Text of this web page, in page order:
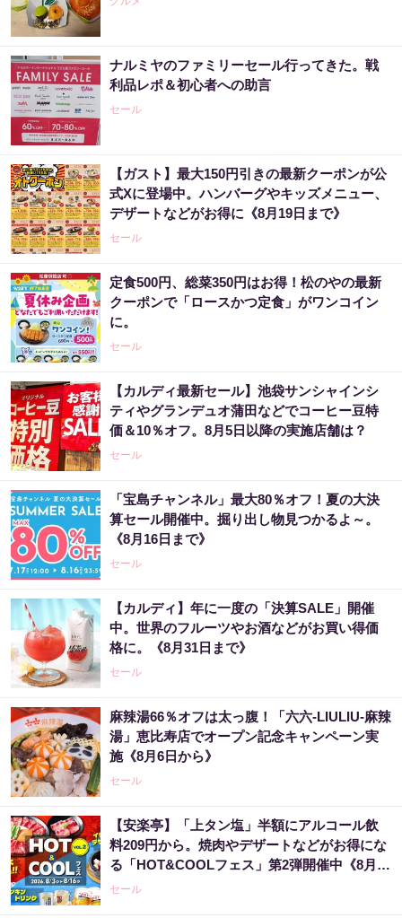
ナルミヤのファミリーセール行ってきた。戦
利品レポ＆初心者への助言
セール
【ガスト】最大150円引きの最新クーポンが公
式Xに登場中。ハンバーグやキッズメニュー、
デザートなどがお得に《8月19日まで》
セール
定食500円、総菜350円はお得！松のやの最新
クーポンで「ロースかつ定食」がワンコイン
に。
セール
【カルディ最新セール】池袋サンシャインシ
ティやグランデュオ蒲田などでコーヒー豆特
価＆10％オフ。8月5日以降の実施店舗は？
セール
「宝島チャンネル」最大80％オフ！夏の大決
算セール開催中。掘り出し物見つかるよ～。
《8月16日まで》
セール
【カルディ】年に一度の「決算SALE」開催
中。世界のフルーツやお酒などがお買い得価
格に。《8月31日まで》
セール
麻辣湯66％オフは太っ腹！「六六-LIULIU-麻辣
湯」恵比寿店でオープン記念キャンペーン実
施《8月6日から》
セール
【安楽亭】「上タン塩」半額にアルコール飲
料209円から。焼肉やデザートなどがお得にな
る「HOT&COOLフェス」第2弾開催中《8月16
日まで》
セール